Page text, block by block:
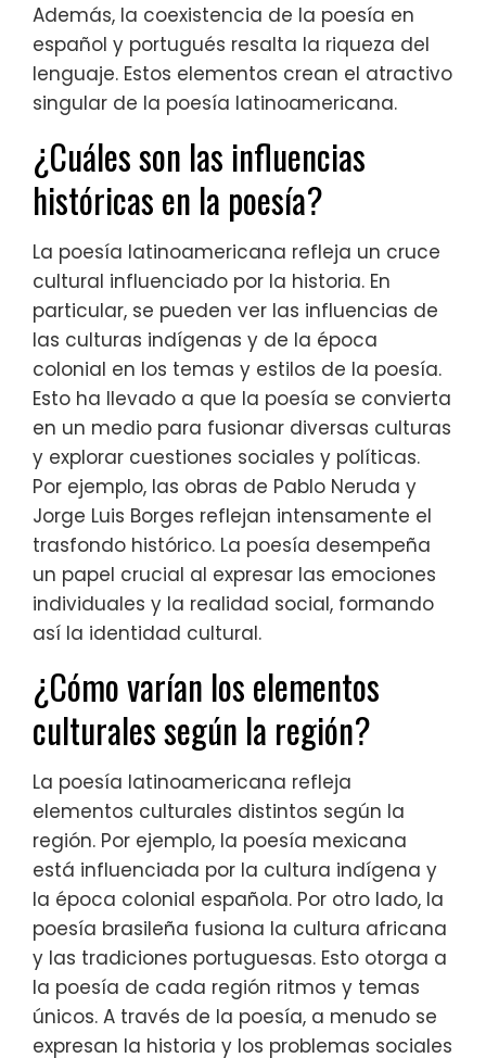
Además, la coexistencia de la poesía en
español y portugués resalta la riqueza del
lenguaje. Estos elementos crean el atractivo
singular de la poesía latinoamericana.
¿Cuáles son las influencias
históricas en la poesía?
La poesía latinoamericana refleja un cruce
cultural influenciado por la historia. En
particular, se pueden ver las influencias de
las culturas indígenas y de la época
colonial en los temas y estilos de la poesía.
Esto ha llevado a que la poesía se convierta
en un medio para fusionar diversas culturas
y explorar cuestiones sociales y políticas.
Por ejemplo, las obras de Pablo Neruda y
Jorge Luis Borges reflejan intensamente el
trasfondo histórico. La poesía desempeña
un papel crucial al expresar las emociones
individuales y la realidad social, formando
así la identidad cultural.
¿Cómo varían los elementos
culturales según la región?
La poesía latinoamericana refleja
elementos culturales distintos según la
región. Por ejemplo, la poesía mexicana
está influenciada por la cultura indígena y
la época colonial española. Por otro lado, la
poesía brasileña fusiona la cultura africana
y las tradiciones portuguesas. Esto otorga a
la poesía de cada región ritmos y temas
únicos. A través de la poesía, a menudo se
expresan la historia y los problemas sociales